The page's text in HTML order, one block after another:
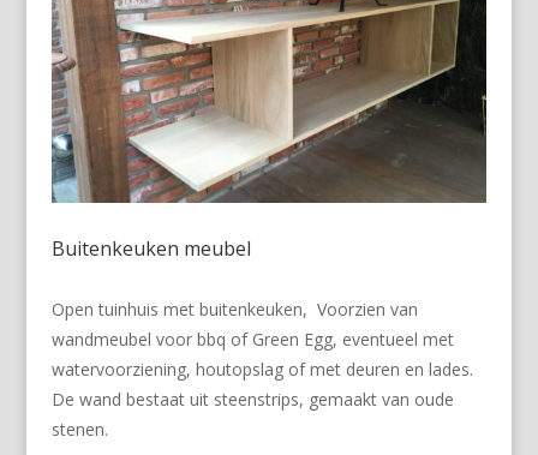
Buitenkeuken meubel
Open tuinhuis met buitenkeuken, Voorzien van
wandmeubel voor bbq of Green Egg, eventueel met
watervoorziening, houtopslag of met deuren en lades.
De wand bestaat uit steenstrips, gemaakt van oude
stenen.